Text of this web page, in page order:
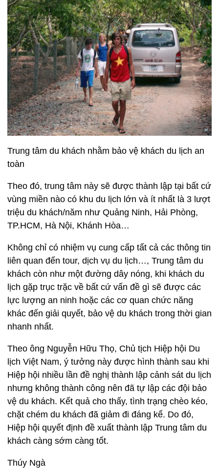
Trung tâm du khách nhằm bảo vệ khách du lịch an
toàn
Theo đó, trung tâm này sẽ được thành lập tại bất cứ
vùng miền nào có khu du lịch lớn và ít nhất là 3 lượt
triệu du khách/năm như Quảng Ninh, Hải Phòng,
TP.HCM, Hà Nội, Khánh Hòa…
Không chỉ có nhiệm vụ cung cấp tất cả các thông tin
liên quan đến tour, dịch vụ du lịch…, Trung tâm du
khách còn như một đường dây nóng, khi khách du
lịch gặp trục trặc về bất cứ vấn đề gì sẽ được các
lực lượng an ninh hoặc các cơ quan chức năng
khác đến giải quyết, bảo vệ du khách trong thời gian
nhanh nhất.
Theo ông Nguyễn Hữu Thọ, Chủ tịch Hiệp hội Du
lịch Việt Nam, ý tưởng này được hình thành sau khi
Hiệp hội nhiều lần đề nghị thành lập cảnh sát du lịch
nhưng không thành công nên đã tự lập các đội bảo
vệ du khách. Kết quả cho thấy, tình trạng chèo kéo,
chặt chém du khách đã giảm đi đáng kể. Do đó,
Hiệp hội quyết định đề xuất thành lập Trung tâm du
khách càng sớm càng tốt.
Thúy Ngà